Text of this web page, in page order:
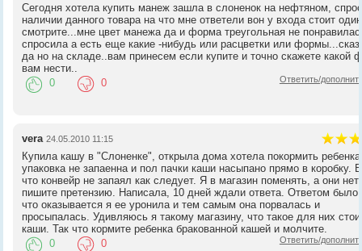
Сегодня хотела купить манеж зашла в слоненок на нефтяном,
наличии данного товара на что мне ответели вон у входа стоит один
смотрите...мне цвет манежа да и форма треугольная не
спросила а есть еще какие -нибудь или расцветки или
да но на складе..вам принесем если купите и точно скажете какой
вам нести..
Ответить/
0 0
vera 24.05.2010 11:15
Купила кашу в "Слоненке", открыла дома хотела покормить
упаковка не запаенна и пол пачки каши насыпано прямо в коробку.
что конвейр не запаял как следует. Я в магазин поменять, а они нет
пишите претензию. Написала, 10 дней ждали ответа. Ответом было
что оказывается я ее уронила и тем самым она порвалась и
просыпалась. Удивляюсь я такому магазину, что такое для них
каши. Так что кормите ребенка бракованной кашей и молчите.
Ответить/
0 0